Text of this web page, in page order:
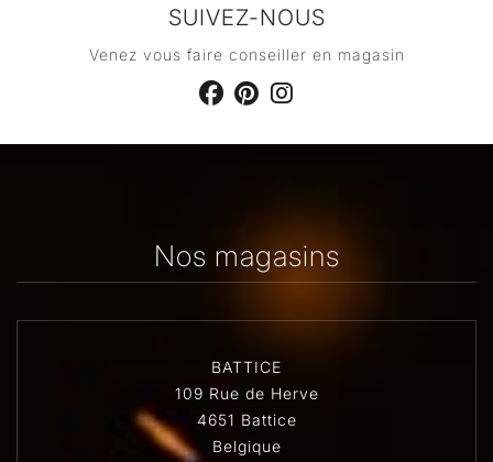
SUIVEZ-NOUS
Venez vous faire conseiller en magasin
Nos magasins
BATTICE
109 Rue de Herve
4651 Battice
Belgique